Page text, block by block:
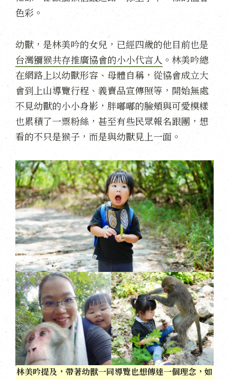
色彩。
幼獸，是林美吟的女兒，已經四歲的他目前也是
台灣獼猴共存推廣協會的小小代言人 。林美吟總
在網路上以幼獸形容、母體自稱 ，從協會成立大
會到上山導覽行程、義賣品宣傳照等，開始無處
不見幼獸的小小身影，胖嘟嘟的臉頰與可愛模樣
也累積了一票粉絲，甚至有些民眾報名跟團，想
看的不只是猴子，而是與幼獸見上一面。
林美吟提及，帶著幼獸一同導覽也想傳達一個理念，如